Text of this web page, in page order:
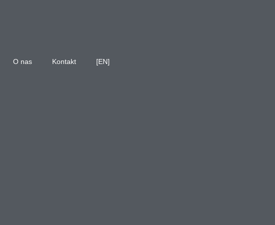
O nas Kontakt [EN]